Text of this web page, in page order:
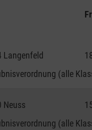
Langenfeld
(alle
Neuss
(alle